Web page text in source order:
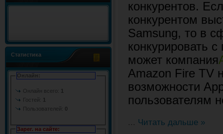
Статистика
Онлайн:
Онлайн всего: 1
Гостей: 1
Пользователей: 0
Зарег. на сайте:
конкурентов.
конкурентом
Samsung, то в
конкурировать
может компания
Amazon Fire TV
возможности
пользователям
... Читать дальше »